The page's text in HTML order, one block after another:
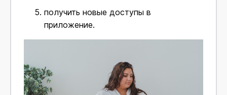
получить новые доступы в
приложение.